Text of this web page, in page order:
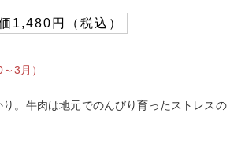
1,480円（税込）
3月）
。牛肉は地元でのんびり育ったストレスの